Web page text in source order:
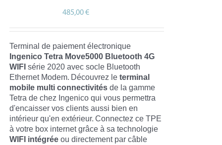
485,00€
Terminal de paiement électronique
Ingenico Tetra Move5000 Bluetooth 4G
WIFI série 2020 avec socle Bluetooth
Ethernet Modem. Découvrez le terminal
mobile multi connectivitésde la gamme
Tetra de chez Ingenico qui vous permettra
d'encaisser vos clients aussi bien en
intérieur qu'en extérieur. Connectez ce TPE
à votre box internet grâce à sa technologie
WIFI intégréeou directement par câble